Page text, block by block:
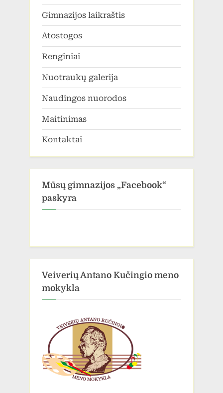
Gimnazijos laikraštis
Atostogos
Renginiai
Nuotraukų galerija
Naudingos nuorodos
Maitinimas
Kontaktai
Mūsų gimnazijos „Facebook“
paskyra
Veiverių Antano Kučingio meno
mokykla